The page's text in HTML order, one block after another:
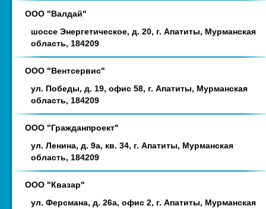
ООО "Валдай"
шоссе Энергетическое, д. 20, г. Апатиты, Мурманская
область, 184209
ООО "Вентсервис"
ул. Победы, д. 19, офис 58, г. Апатиты, Мурманская
область, 184209
ООО "Гражданпроект"
ул. Ленина, д. 9а, кв. 34, г. Апатиты, Мурманская
область, 184209
ООО "Квазар"
ул. Ферсмана, д. 26а, офис 2, г. Апатиты, Мурманская